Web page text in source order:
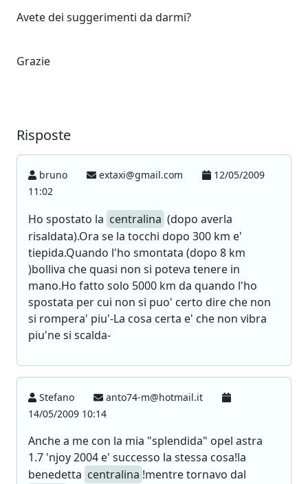
Avete dei suggerimenti da darmi?
Grazie
Risposte
bruno extaxi@gmail.com
12/05/2009
11:02
Ho spostato la centralina (dopo averla
risaldata).Ora se la tocchi dopo 300 km e'
tiepida.Quando l'ho smontata (dopo 8 km
)bolliva che quasi non si poteva tenere in
mano.Ho fatto solo 5000 km da quando l'ho
spostata per cui non si puo' certo dire che non
si rompera' piu'-La cosa certa e' che non vibra
piu'ne si scalda-
Stefano
anto74-m@hotmail.it
14/05/2009 10:14
Anche a me con la mia "splendida" opel astra
1.7 'njoy 2004 e' successo la stessa cosa!la
benedetta centralina !mentre tornavo dal